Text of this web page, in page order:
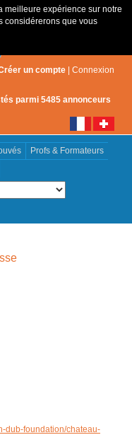
meilleure expérience sur notre
considérerons que vous
un compte | Connexion
parmi 5485 annonceurs
Profs & Formateurs
dub-foundation/chateau-